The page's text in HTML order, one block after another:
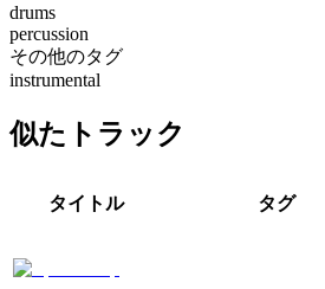
drums
percussion
その他のタグ
instrumental
似たトラック
タイトル タグ